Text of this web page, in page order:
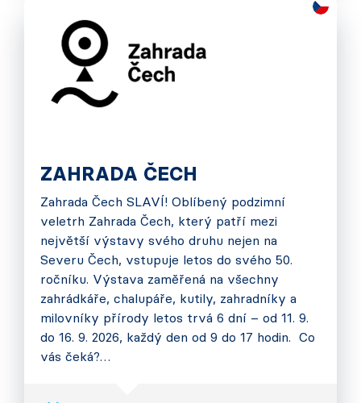
ZAHRADA ČECH
Zahrada Čech SLAVÍ! Oblíbený podzimní
veletrh Zahrada Čech, který patří mezi
největší výstavy svého druhu nejen na
Severu Čech, vstupuje letos do svého 50.
ročníku. Výstava zaměřená na všechny
zahrádkáře, chalupáře, kutily, zahradníky a
milovníky přírody letos trvá 6 dní – od 11. 9.
do 16. 9. 2026, každý den od 9 do 17 hodin. Co
vás čeká?…